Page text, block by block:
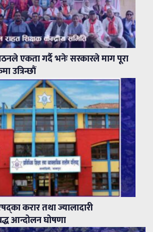
एकता गर्दै भनेः सरकारले माग पूरा
उत्रिन्छौं
करार तथा ज्यालादारी
आन्दोलन घोषणा